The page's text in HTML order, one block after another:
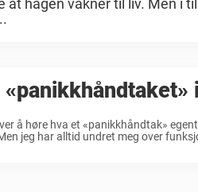
hagen våkner til liv. Men i
å høre hva et «panikkhåndtak»
jeg har alltid undret meg over